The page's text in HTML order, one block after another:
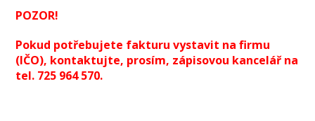
POZOR!
Pokud potřebujete fakturu vystavit na firmu
(IČO), kontaktujte, prosím, zápisovou kancelář na
tel. 725 964 570.